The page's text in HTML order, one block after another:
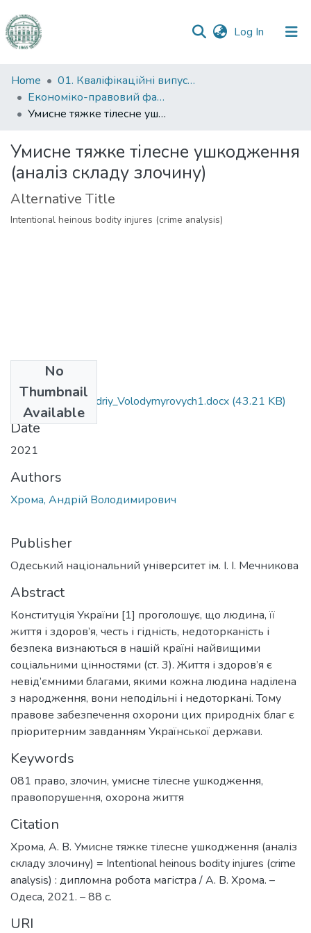
Log In (current)
Communities
&
Collections
Statistics
Home
01. Кваліфікаційні випускні роботи здобувачів вищої освіти
Економіко-правовий факультет
Умисне тяжке тілесне ушкодження (аналіз складу злочину)
Умисне тяжке тілесне ушкодження
(аналіз складу злочину)
Alternative Title
Intentional heinous bodity injures (crime analysis)
No
Thumbnail
Available
081_Khroma_ Andriy_Volodymyrovych1.docx (43.21 KB)
Date
2021
Authors
Хрома, Андрій Володимирович
Publisher
Одеський національний університет ім. І. І. Мечникова
Abstract
Конституція України [1] проголошує, що людина, її
життя і здоров’я, честь і гідність, недоторканість і
безпека визнаються в нашій країні найвищими
соціальними цінностями (ст. 3). Життя і здоров’я є
невід’ємними благами, якими кожна людина наділена
з народження, вони неподільні і недоторкані. Тому
правове забезпечення охорони цих природніх благ є
пріоритерним завданням Української держави.
Keywords
081 право, злочин, умисне тілесне ушкодження,
правопорушення, охорона життя
Citation
Хрома, А. В. Умисне тяжке тілесне ушкодження (аналіз
складу злочину) = Intentional heinous bodity injures (crime
analysis) : дипломна робота магістра / А. В. Хрома. –
Одеса, 2021. – 88 с.
URI